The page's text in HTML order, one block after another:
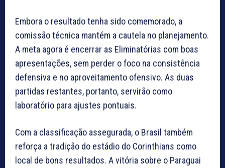
Embora o resultado tenha sido comemorado, a
comissão técnica mantém a cautela no planejamento.
A meta agora é encerrar as Eliminatórias com boas
apresentações, sem perder o foco na consistência
defensiva e no aproveitamento ofensivo. As duas
partidas restantes, portanto, servirão como
laboratório para ajustes pontuais.
Com a classificação assegurada, o Brasil também
reforça a tradição do estádio do Corinthians como
local de bons resultados. A vitória sobre o Paraguai